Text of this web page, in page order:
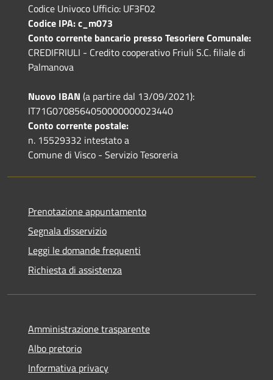
Codice Univoco Ufficio: UF3F02
Codice IPA: c_m073
Conto corrente bancario presso Tesoriere Comunale:
CREDIFRIULI - Credito cooperativo Friuli S.C. filiale di
Palmanova
Nuovo IBAN (a partire dal 13/09/2021):
IT71G0708564050000000023440
Conto corrente postale:
n. 15529332 intestato a
Comune di Visco - Servizio Tesoreria
Prenotazione appuntamento
Segnala disservizio
Leggi le domande frequenti
Richiesta di assistenza
Amministrazione trasparente
Albo pretorio
Informativa privacy